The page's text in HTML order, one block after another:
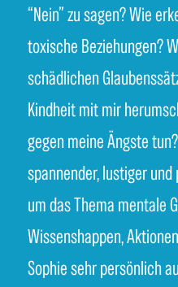
“Nein” zu sagen? Wie
toxische Beziehungen?
schädlichen
Kindheit mit mir
gegen meine Ängste
spannender, lustiger
um das Thema mentale
Wissenshappen,
Sophie sehr persönlich